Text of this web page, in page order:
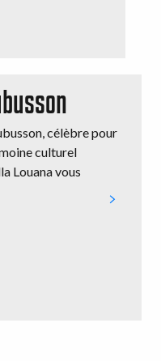
célèbre pour
culturel
Louana vous